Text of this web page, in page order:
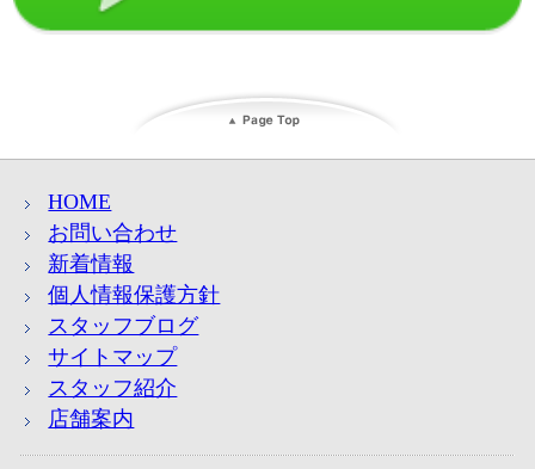
HOME
お問い合わせ
新着情報
個人情報保護方針
スタッフブログ
サイトマップ
スタッフ紹介
店舗案内